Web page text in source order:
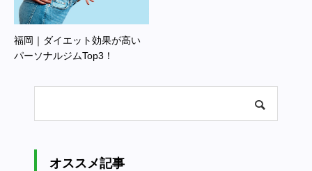
福岡｜ダイエット効果が高い
パーソナルジムTop3！
オススメ記事